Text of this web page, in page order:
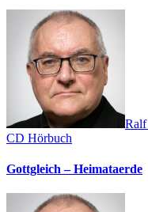
Ralf
CD Hörbuch
Gottgleich – Heimataerde